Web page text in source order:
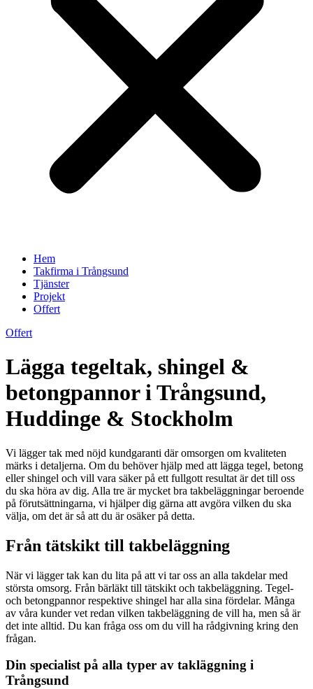
Hem
Takfirma i Trångsund
Tjänster
Projekt
Offert
Offert
Lägga tegeltak, shingel &
betongpannor i Trångsund,
Huddinge & Stockholm
Vi lägger tak med nöjd kundgaranti där omsorgen om kvaliteten
märks i detaljerna. Om du behöver hjälp med att lägga tegel, betong
eller shingel och vill vara säker på ett fullgott resultat är det till oss
du ska höra av dig. Alla tre är mycket bra takbeläggningar beroende
på förutsättningarna, vi hjälper dig gärna att avgöra vilken du ska
välja, om det är så att du är osäker på detta.
Från tätskikt till takbeläggning
När vi lägger tak kan du lita på att vi tar oss an alla takdelar med
största omsorg. Från bärläkt till tätskikt och takbeläggning. Tegel-
och betongpannor respektive shingel har alla sina fördelar. Många
av våra kunder vet redan vilken takbeläggning de vill ha, men så är
det inte alltid. Du kan fråga oss om du vill ha rådgivning kring den
frågan.
Din specialist på alla typer av takläggning i
Trångsund